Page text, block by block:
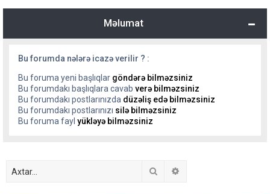
Məlumat
Bu forumda nələrə icazə verilir ? :
Bu foruma yeni başlıqlar göndərə bilməzsiniz
Bu forumdakı başlıqlara cavab verə bilməzsiniz
Bu forumdakı postlarınızda düzəliş edə bilməzsiniz
Bu forumdakı postlarınızı silə bilməzsiniz
Bu foruma fayl yükləyə bilməzsiniz
Axtar